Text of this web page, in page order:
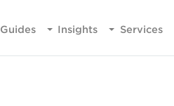
Services
Insights
Guides